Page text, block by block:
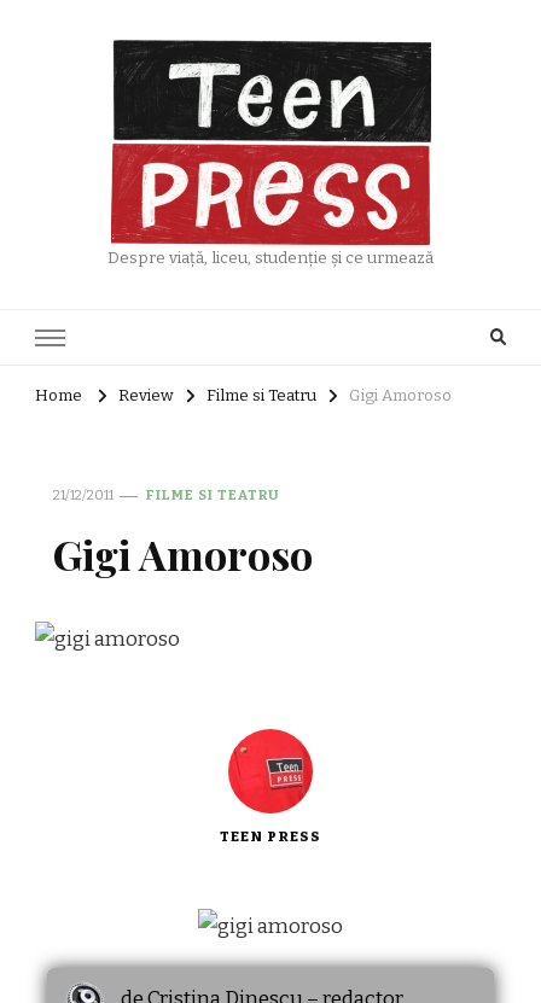
Despre viață, liceu, studenție și ce urmează
Home Review Filme si Teatru Gigi Amoroso
21/12/2011 FILME SI TEATRU
Gigi Amoroso
TEEN PRESS